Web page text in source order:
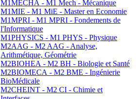
M1MECHA - M1 Mech - Mécanique
M1MIE - M1 MiE - Master en Economie
M1MPRI - M1 MPRI - Fondements de
l'Informatique
M1PHYSICS - M1 PHYS - Physique
M2AAG - M2 AAG - Analyse,
Arithmétique, Géométrie
M2BIOHEA - M2 BH - Biologie et Santé
M2BIOMECA - M2 BME - Ingénierie
BioMédicale
M2CHEINT - M2 CI - Chimie et